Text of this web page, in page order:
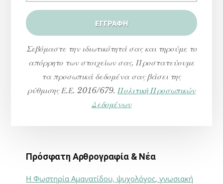
Σεβόμαστε την ιδιωτικότητά σας και τηρούμε το
απόρρητο των στοιχείων σας. Προστατεύουμε
τα προσωπικά δεδομένα σας βάσει της
ρύθμισης Ε.Ε. 2016/679. Πολιτική Προσωπικών
Δεδομένων
Πρόσφατη Αρθρογραφία & Νέα
Η Φωστηρία Αμανατίδου, ψυχολόγος, γνωσιακή